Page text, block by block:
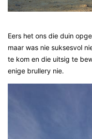
Eers het ons die duin
maar was nie suksesvol
te kom en die uitsig te
enige brullery nie.